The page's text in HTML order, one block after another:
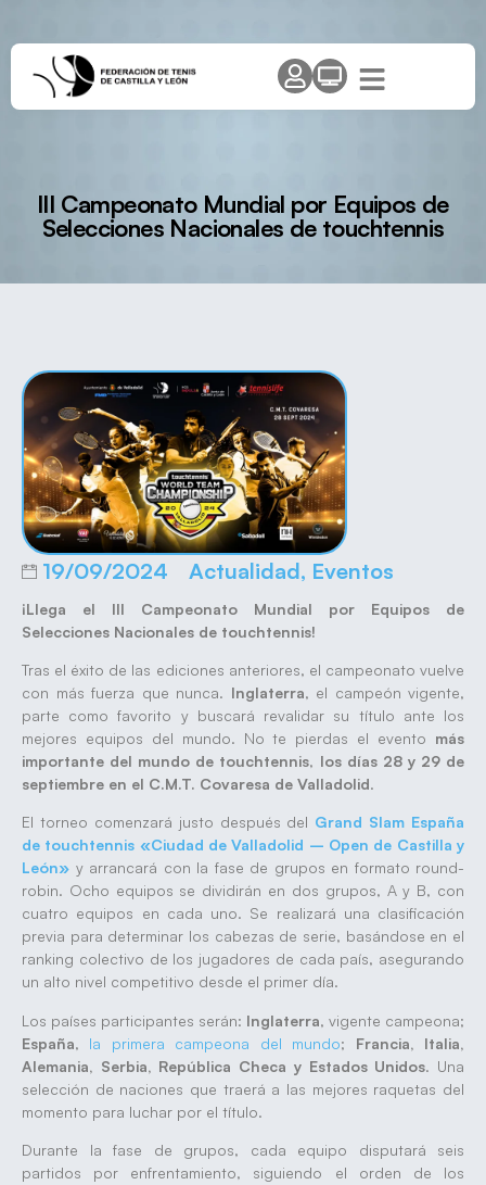
III Campeonato Mundial por Equipos de
Selecciones Nacionales de touchtennis
19/09/2024 Actualidad, Eventos
¡Llega el III Campeonato Mundial por Equipos de
Selecciones Nacionales de touchtennis!
Tras el éxito de las ediciones anteriores, el campeonato vuelve
con más fuerza que nunca. Inglaterra, el campeón vigente,
parte como favorito y buscará revalidar su título ante los
mejores equipos del mundo. No te pierdas el evento más
importante del mundo de touchtennis, los días 28 y 29 de
septiembre en el C.M.T. Covaresa de Valladolid.
El torneo comenzará justo después del Grand Slam España
de touchtennis «Ciudad de Valladolid – Open de Castilla y
León» y arrancará con la fase de grupos en formato round-
robin. Ocho equipos se dividirán en dos grupos, A y B, con
cuatro equipos en cada uno. Se realizará una clasificación
previa para determinar los cabezas de serie, basándose en el
ranking colectivo de los jugadores de cada país, asegurando
un alto nivel competitivo desde el primer día.
Los países participantes serán: Inglaterra, vigente campeona;
España, la primera campeona del mundo; Francia, Italia,
Alemania, Serbia, República Checa y Estados Unidos. Una
selección de naciones que traerá a las mejores raquetas del
momento para luchar por el título.
Durante la fase de grupos, cada equipo disputará seis
partidos por enfrentamiento, siguiendo el orden de los